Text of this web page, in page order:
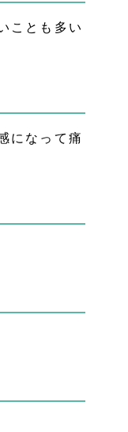
ことも多い
になって痛